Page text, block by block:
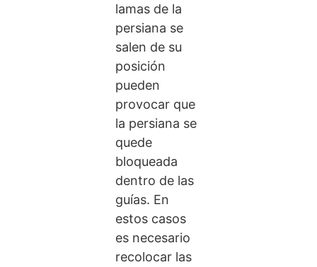
lamas de la
persiana se
salen de su
posición
pueden
provocar que
la persiana se
quede
bloqueada
dentro de las
guías. En
estos casos
es necesario
recolocar las